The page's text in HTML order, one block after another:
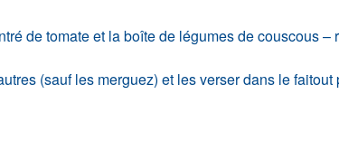
de tomate et la boîte de légumes de couscous
(sauf les merguez) et les verser dans le